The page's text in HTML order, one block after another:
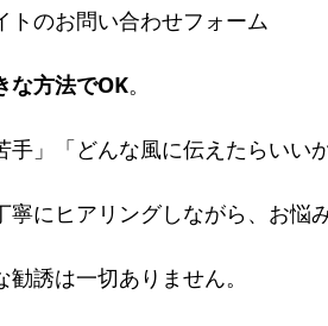
トのお問い合わせフォーム
な方法でOK。
手」「どんな風に伝えたらいい
寧にヒアリングしながら、お悩
勧誘は一切ありません。